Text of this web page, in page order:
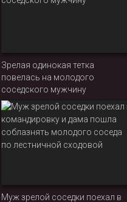
Зрелая одинокая тетка
повелась на молодого
соседского мужчину
Муж зрелой соседки поехал в